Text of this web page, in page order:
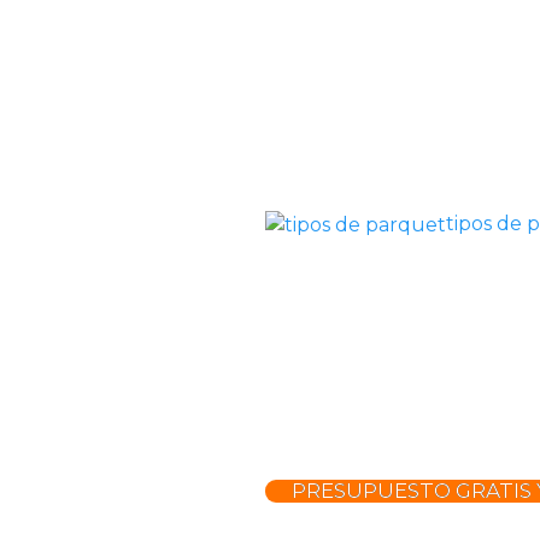
tipos de
PRESUPUESTO